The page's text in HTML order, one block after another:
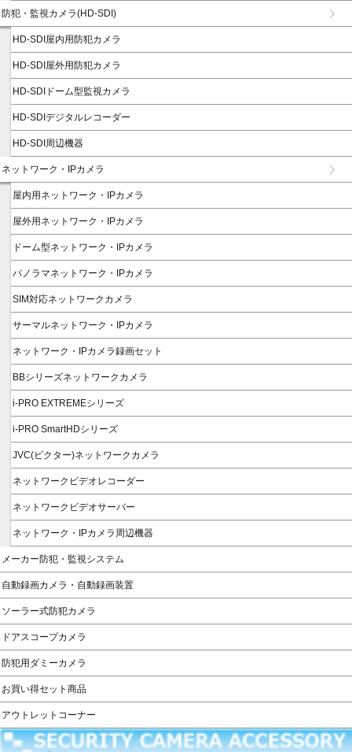
防犯・監視カメラ(HD-SDI)
HD-SDI屋内用防犯カメラ
HD-SDI屋外用防犯カメラ
HD-SDIドーム型監視カメラ
HD-SDIデジタルレコーダー
HD-SDI周辺機器
ネットワーク・IPカメラ
屋内用ネットワーク・IPカメラ
屋外用ネットワーク・IPカメラ
ドーム型ネットワーク・IPカメラ
パノラマネットワーク・IPカメラ
SIM対応ネットワークカメラ
サーマルネットワーク・IPカメラ
ネットワーク・IPカメラ録画セット
BBシリーズネットワークカメラ
i-PRO EXTREMEシリーズ
i-PRO SmartHDシリーズ
JVC(ビクター)ネットワークカメラ
ネットワークビデオレコーダー
ネットワークビデオサーバー
ネットワーク・IPカメラ周辺機器
メーカー防犯・監視システム
自動録画カメラ・自動録画装置
ソーラー式防犯カメラ
ドアスコープカメラ
防犯用ダミーカメラ
お買い得セット商品
アウトレットコーナー